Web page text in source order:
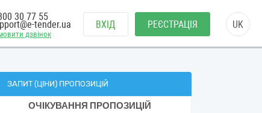
дзвінок
30 77 55
tender.ua ВХІД РЕЄСТРАЦІЯ UK
ЗАПИТ (ЦІНИ) ПРОПОЗИЦІЙ
ОЧІКУВАННЯ ПРОПОЗИЦІЙ